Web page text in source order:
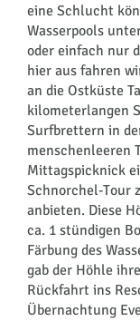
eine Schlucht
Wasserpools
oder einfach nur
hier aus fahren
an die Ostküste
kilometerlangen
Surfbrettern in
menschenleeren
Mittagspicknick
Schnorchel-Tour
anbieten. Diese
ca. 1 stündigen
Färbung des
gab der Höhle
Rückfahrt ins
Übernachtung